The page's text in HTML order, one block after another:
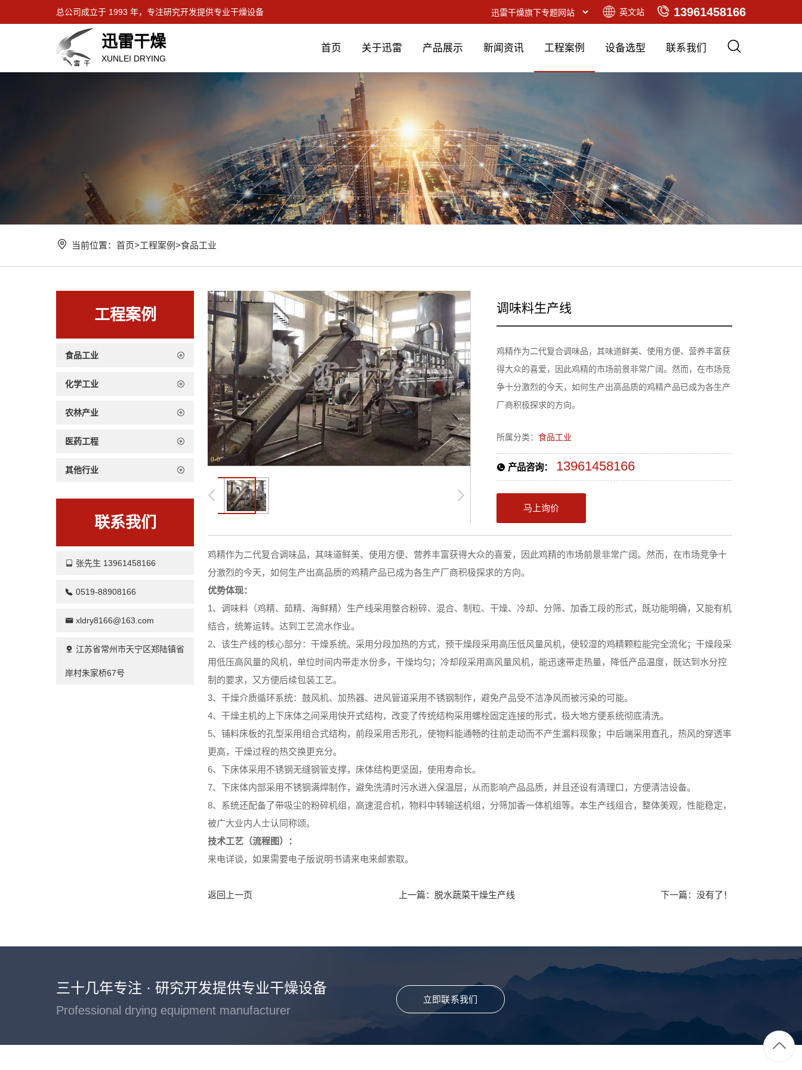
总公司成立于 1993 年，专注研究开发提供专业干燥设备 13961458166
英文站
迅雷干燥
XUNLEI DRYING
首页 关于迅雷 产品展示 新闻资讯 工程案例 设备选型 联系我们
当前位置：首页>工程案例>食品工业
工程案例
食品工业
化学工业
农林产业
医药工程
其他行业
联系我们
张先生 13961458166
0519-88908166
xldry8166@163.com
江苏省常州市天宁区郑陆镇省
岸村朱家桥67号
0-0
调味料生产线
鸡精作为二代复合调味品，其味道鲜美、使用方便、营养丰富获
得大众的喜爱，因此鸡精的市场前景非常广阔。然而，在市场竞
争十分激烈的今天，如何生产出高品质的鸡精产品已成为各生产
厂商积极探求的方向。
所属分类： 食品工业
产品咨询： 13961458166
马上询价
鸡精作为二代复合调味品，其味道鲜美、使用方便、营养丰富获得大众的喜爱，因此鸡精的市场前景非常广阔。然而，在市场竞争十
分激烈的今天，如何生产出高品质的鸡精产品已成为各生产厂商积极探求的方向。
优势体现：
1、调味料（鸡精、茹精、海鲜精）生产线采用整合粉碎、混合、制粒、干燥、冷却、分筛、加香工段的形式，既功能明确，又能有机
结合，统筹运转。达到工艺流水作业。
2、该生产线的核心部分：干燥系统。采用分段加热的方式，预干燥段采用高压低风量风机，使较湿的鸡精颗粒能完全流化；干燥段采
用低压高风量的风机，单位时间内带走水份多，干燥均匀；冷却段采用高风量风机，能迅速带走热量，降低产品温度，既达到水分控
制的要求，又方便后续包装工艺。
3、干燥介质循环系统：鼓风机、加热器、进风管道采用不锈钢制作，避免产品受不洁净风而被污染的可能。
4、干燥主机的上下床体之间采用快开式结构，改变了传统结构采用螺栓固定连接的形式，极大地方便系统彻底清洗。
5、铺料床板的孔型采用组合式结构，前段采用舌形孔，使物料能通畅的往前走动而不产生漏料现象；中后端采用直孔，热风的穿透率
更高，干燥过程的热交换更充分。
6、下床体采用不锈钢无缝钢管支撑，床体结构更坚固，使用寿命长。
7、下床体内部采用不锈钢满焊制作，避免洗清时污水进入保温层，从而影响产品品质，并且还设有清理口，方便清洁设备。
8、系统还配备了带吸尘的粉碎机组，高速混合机，物料中转输送机组，分筛加香一体机组等。本生产线组合，整体美观，性能稳定，
被广大业内人士认同称颂。
技术工艺（流程图）：
来电详谈，如果需要电子版说明书请来电来邮索取。
返回上一页 上一篇： 脱水蔬菜干燥生产线 下一篇：没有了！
三十几年专注 · 研究开发提供专业干燥设备
Professional drying equipment manufacturer
立即联系我们